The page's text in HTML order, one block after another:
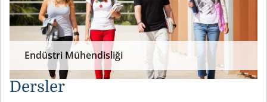
Endüstri Mühendisliği
Dersler